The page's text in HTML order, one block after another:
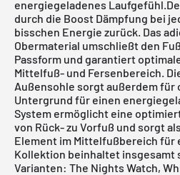
energiegeladenes
durch die Boost Dämpfung bei
bisschen Energie zurück. Das
Obermaterial umschließt den
Passform und garantiert
Mittelfuß- und Fersenbereich.
Außensohle sorgt außerdem für
Untergrund für einen
System ermöglicht eine
von Rück- zu Vorfuß und sorgt
Element im Mittelfußbereich für
Kollektion beinhaltet insgesamt
Varianten: The Nights Watch,